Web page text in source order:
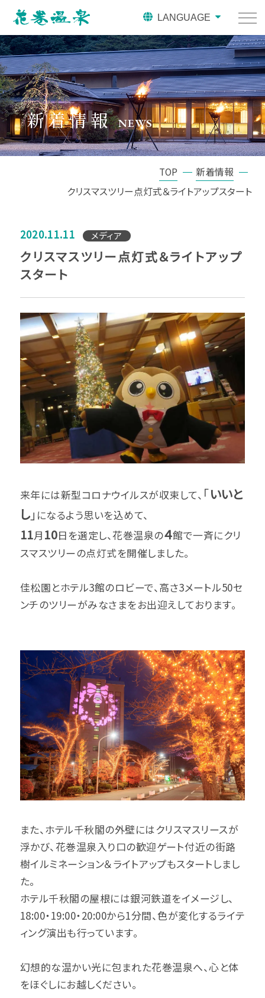
LANGUAGE
新着情報 NEWS
TOP
新着情報
クリスマスツリー点灯式＆ライトアップスタート
2020.11.11 メディア
クリスマスツリー点灯式＆ライトアップ
スタート
来年には新型コロナウイルスが収束して、 「いいと
し」 になるよう思いを込めて、
11月 10日を選定し、花巻温泉の４館で一斉にクリ
スマスツリーの点灯式を開催しました。
佳松園とホテル3館のロビーで、高さ3メートル50セ
ンチのツリーがみなさまをお出迎えしております。
また、ホテル千秋閣の外壁にはクリスマスリースが
浮かび、花巻温泉入り口の歓迎ゲート付近の街路
樹イルミネーション＆ライトアップもスタートしまし
た。
ホテル千秋閣の屋根には銀河鉄道をイメージし、
18:00・19:00・20:00から1分間、色が変化するライテ
ィング演出も行っています。
幻想的な温かい光に包まれた花巻温泉へ、心と体
をほぐしにお越しください。